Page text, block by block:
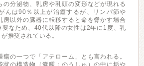
の分泌物、乳房や乳頭の変形などが現れる
んは90％以上が治癒するが、リンパ節や
房以外の臓器に転移すると命を脅かす場合
要なため、40代以降の女性は2年に1度、乳
推奨されている。
の一つで「アテローム」とも言われる。
状の構造物（嚢腫：のうしゅ）の中に垢や